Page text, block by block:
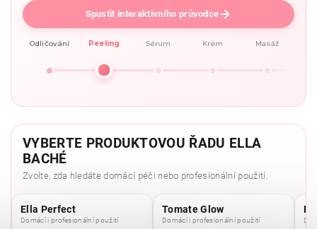
Spustit interaktivního průvodce
Odličování Peeling Sérum Krém Masáž
VYBERTE PRODUKTOVOU ŘADU ELLA
BACHÉ
Zvolte, zda hledáte domácí péči nebo profesionální použití.
Ella Perfect
Domácí i profesionální použití
Tomate Glow
Domácí i profesionální použití